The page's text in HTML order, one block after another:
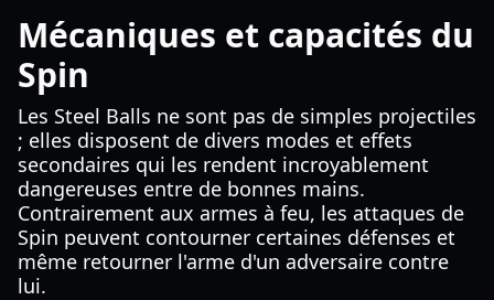
Mécaniques et capacités du
Spin
Les Steel Balls ne sont pas de simples projectiles
; elles disposent de divers modes et effets
secondaires qui les rendent incroyablement
dangereuses entre de bonnes mains.
Contrairement aux armes à feu, les attaques de
Spin peuvent contourner certaines défenses et
même retourner l'arme d'un adversaire contre
lui.